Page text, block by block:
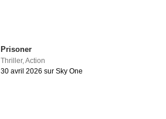
Prisoner
Thriller,Action
30 avril 2026 sur Sky One